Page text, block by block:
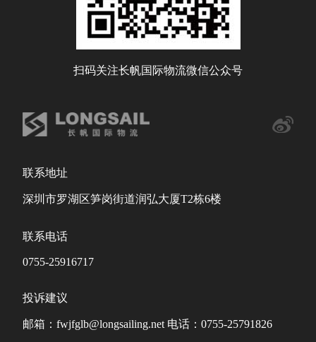
扫码关注长帆国际物流微信公众号
联系地址
深圳市罗湖区笋岗街道润弘大厦T2栋6楼
联系电话
0755-25916717
投诉建议
邮箱：fwjfglb@longsailing.net 电话：0755-25791826